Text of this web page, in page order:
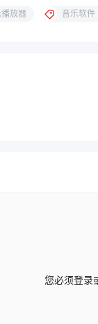
播放器 音乐软件
您必须登录